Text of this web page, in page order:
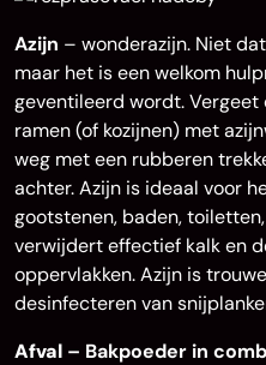
Azijn – wonderazijn. Niet
maar het is een welkom
geventileerd wordt.
ramen (of kozijnen) met
weg met een rubberen
achter. Azijn is ideaal voor
gootstenen, baden,
verwijdert effectief kalk en
oppervlakken. Azijn is
desinfecteren van
Afval – Bakpoeder in